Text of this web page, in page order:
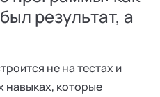
результат, а
не на тестах и
навыках, которые